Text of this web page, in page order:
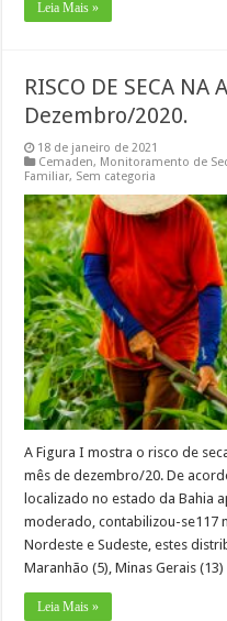
Leia Mais »
RISCO DE SECA NA
Dezembro/2020.
18 de janeiro de 2021
Cemaden, Monitoramento de
Familiar, Sem categoria
A Figura I mostra o risco de
mês de dezembro/20. De
localizado no estado da Bahia
moderado, contabilizou-se117
Nordeste e Sudeste, estes
Maranhão (5), Minas Gerais
Leia Mais »